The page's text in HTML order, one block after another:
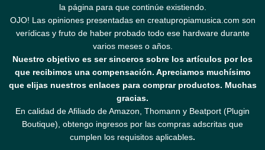
la página para que continúe existiendo.
OJO! Las opiniones presentadas en creatupropiamusica.com son
verídicas y fruto de haber probado todo ese hardware durante
varios meses o años.
Nuestro objetivo es ser sinceros sobre los artículos por los
que recibimos una compensación. Apreciamos muchísimo
que elijas nuestros enlaces para comprar productos. Muchas
gracias.
En calidad de Afiliado de Amazon, Thomann y Beatport (Plugin
Boutique), obtengo ingresos por las compras adscritas que
cumplen los requisitos aplicables.